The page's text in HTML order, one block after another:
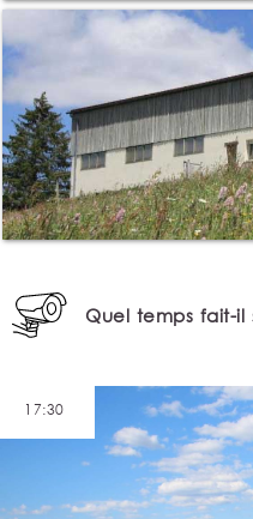
Quel temps fait-il
17:30
17:40